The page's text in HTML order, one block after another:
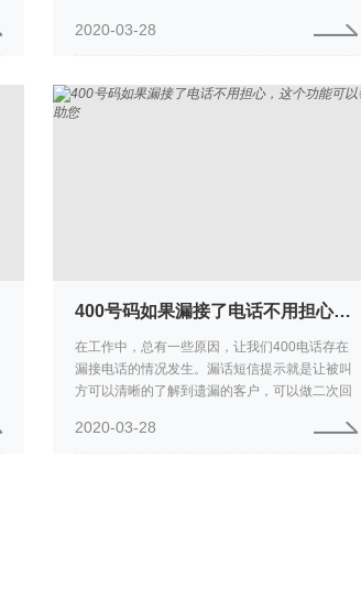
姓名及绑定号码，三者不可带*...
2020-03-28
400号码如果漏接了电话不用担心，这个功能可以帮助您
在工作中，总有一些原因，让我们400电话存在
漏接电话的情况发生。漏话短信提示就是让被叫
方可以清晰的了解到遗漏的客户，可以做二次回
短信功能的企业，系统短信会发...
2020-03-28